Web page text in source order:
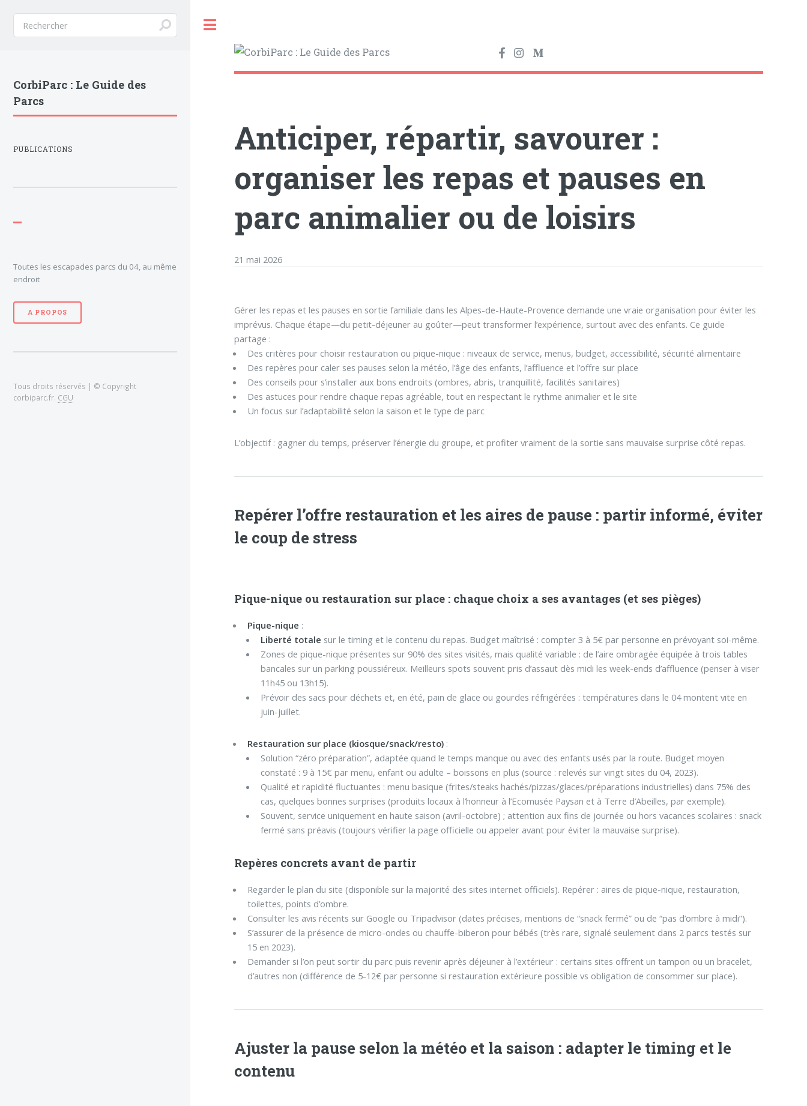
Anticiper, répartir, savourer :
organiser les repas et pauses en
parc animalier ou de loisirs
21 mai 2026
Gérer les repas et les pauses en sortie familiale dans les Alpes-de-Haute-Provence demande une vraie organisation pour éviter les
imprévus. Chaque étape—du petit-déjeuner au goûter—peut transformer l’expérience, surtout avec des enfants. Ce guide
partage :
Des critères pour choisir restauration ou pique-nique : niveaux de service, menus, budget, accessibilité, sécurité alimentaire
Des repères pour caler ses pauses selon la météo, l’âge des enfants, l’affluence et l’offre sur place
Des conseils pour s’installer aux bons endroits (ombres, abris, tranquillité, facilités sanitaires)
Des astuces pour rendre chaque repas agréable, tout en respectant le rythme animalier et le site
Un focus sur l’adaptabilité selon la saison et le type de parc
L’objectif : gagner du temps, préserver l’énergie du groupe, et profiter vraiment de la sortie sans mauvaise surprise côté repas.
Repérer l’offre restauration et les aires de pause : partir informé, éviter
le coup de stress
Pique-nique ou restauration sur place : chaque choix a ses avantages (et ses pièges)
Pique-nique :
Liberté totale sur le timing et le contenu du repas. Budget maîtrisé : compter 3 à 5€ par personne en prévoyant soi-même.
Zones de pique-nique présentes sur 90% des sites visités, mais qualité variable : de l’aire ombragée équipée à trois tables
bancales sur un parking poussiéreux. Meilleurs spots souvent pris d’assaut dès midi les week-ends d’affluence (penser à viser
11h45 ou 13h15).
Prévoir des sacs pour déchets et, en été, pain de glace ou gourdes réfrigérées : températures dans le 04 montent vite en
juin-juillet.
Restauration sur place (kiosque/snack/resto) :
Solution “zéro préparation”, adaptée quand le temps manque ou avec des enfants usés par la route. Budget moyen
constaté : 9 à 15€ par menu, enfant ou adulte – boissons en plus (source : relevés sur vingt sites du 04, 2023).
Qualité et rapidité fluctuantes : menu basique (frites/steaks hachés/pizzas/glaces/préparations industrielles) dans 75% des
cas, quelques bonnes surprises (produits locaux à l’honneur à l’Ecomusée Paysan et à Terre d’Abeilles, par exemple).
Souvent, service uniquement en haute saison (avril-octobre) ; attention aux fins de journée ou hors vacances scolaires : snack
fermé sans préavis (toujours vérifier la page officielle ou appeler avant pour éviter la mauvaise surprise).
Repères concrets avant de partir
Regarder le plan du site (disponible sur la majorité des sites internet officiels). Repérer : aires de pique-nique, restauration,
toilettes, points d’ombre.
Consulter les avis récents sur Google ou Tripadvisor (dates précises, mentions de “snack fermé” ou de “pas d’ombre à midi”).
S’assurer de la présence de micro-ondes ou chauffe-biberon pour bébés (très rare, signalé seulement dans 2 parcs testés sur
15 en 2023).
Demander si l’on peut sortir du parc puis revenir après déjeuner à l’extérieur : certains sites offrent un tampon ou un bracelet,
d’autres non (différence de 5-12€ par personne si restauration extérieure possible vs obligation de consommer sur place).
Ajuster la pause selon la météo et la saison : adapter le timing et le
contenu
CorbiParc : Le Guide des
Parcs
PUBLICATIONS
Toutes les escapades parcs du 04, au même
endroit
A PROPOS
Tous droits réservés | © Copyright
corbiparc.fr. CGU